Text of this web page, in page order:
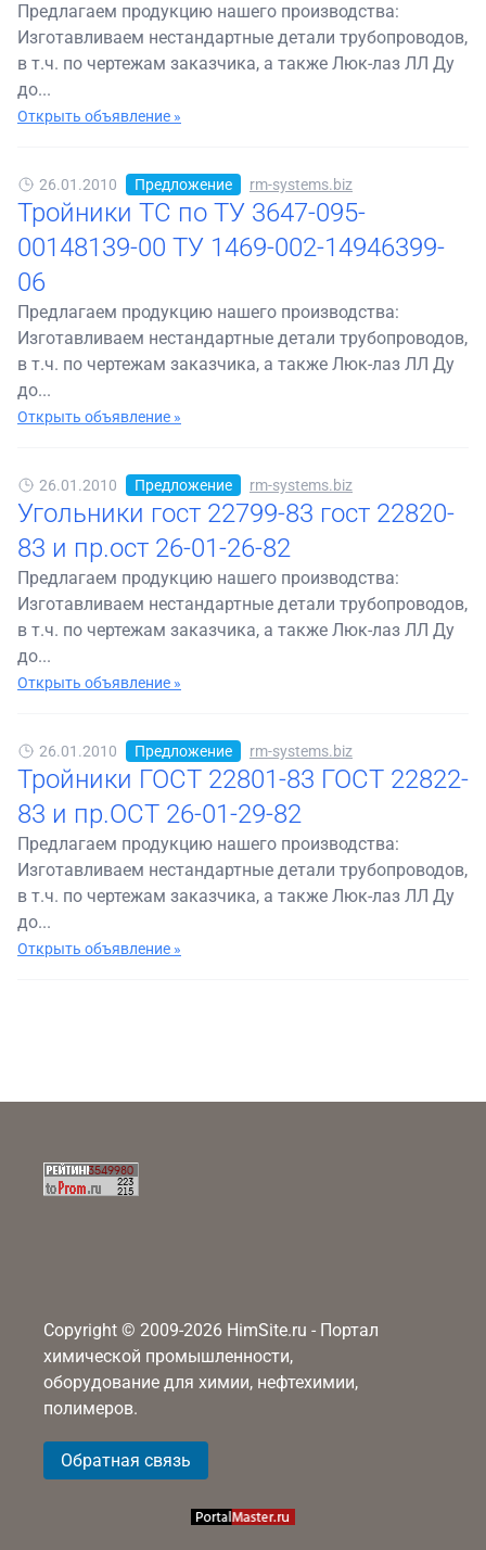
Предлагаем продукцию нашего производства:
Изготавливаем нестандартные детали трубопроводов,
в т.ч. по чертежам заказчика, а также Люк-лаз ЛЛ Ду
до...
Открыть объявление »
26.01.2010 Предложение rm-systems.biz
Тройники ТС по ТУ 3647-095-
00148139-00 ТУ 1469-002-14946399-
06
Предлагаем продукцию нашего производства:
Изготавливаем нестандартные детали трубопроводов,
в т.ч. по чертежам заказчика, а также Люк-лаз ЛЛ Ду
до...
Открыть объявление »
26.01.2010 Предложение rm-systems.biz
Угольники гост 22799-83 гост 22820-
83 и пр.ост 26-01-26-82
Предлагаем продукцию нашего производства:
Изготавливаем нестандартные детали трубопроводов,
в т.ч. по чертежам заказчика, а также Люк-лаз ЛЛ Ду
до...
Открыть объявление »
26.01.2010 Предложение rm-systems.biz
Тройники ГОСТ 22801-83 ГОСТ 22822-
83 и пр.ОСТ 26-01-29-82
Предлагаем продукцию нашего производства:
Изготавливаем нестандартные детали трубопроводов,
в т.ч. по чертежам заказчика, а также Люк-лаз ЛЛ Ду
до...
Открыть объявление »
Copyright © 2009-2026 HimSite.ru - Портал
химической промышленности,
оборудование для химии, нефтехимии,
полимеров.
Обратная связь